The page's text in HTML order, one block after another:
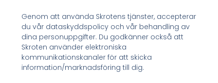
Genom att använda Skrotens tjänster, accepterar
du vår dataskyddspolicy och vår behandling av
dina personuppgifter. Du godkänner också att
Skroten använder elektroniska
kommunikationskanaler för att skicka
information/marknadsföring till dig.